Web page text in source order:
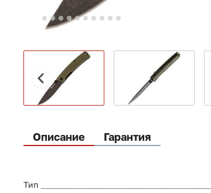
Описание Гарантия
Тип